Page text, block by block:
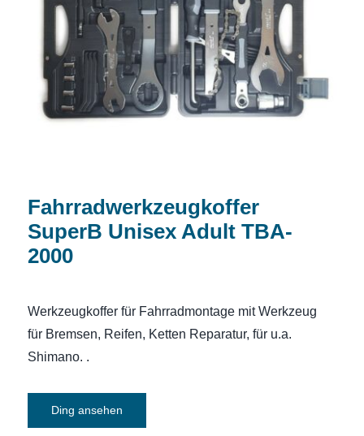
Fahrradwerkzeugkoffer SuperB Unisex
Adult TBA-2000
Fahrradwerkzeugkoffer
SuperB Unisex Adult TBA-
2000
Werkzeugkoffer für Fahrradmontage mit Werkzeug
für Bremsen, Reifen, Ketten Reparatur, für u.a.
Shimano. .
Ding ansehen